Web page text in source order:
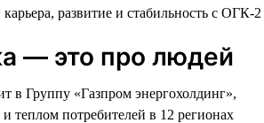
— это про людей
в Группу «Газпром энергохолдинг»,
и теплом потребителей в 12 регионах